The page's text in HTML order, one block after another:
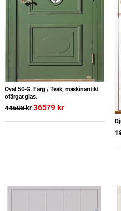
Oval 50-G. Färg / Teak, maskinantikt
ofärgat glas.
44608kr36579 kr